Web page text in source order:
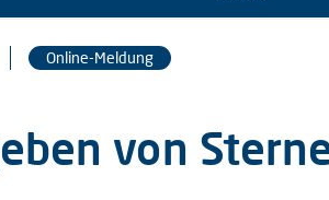
Online-Meldung
von